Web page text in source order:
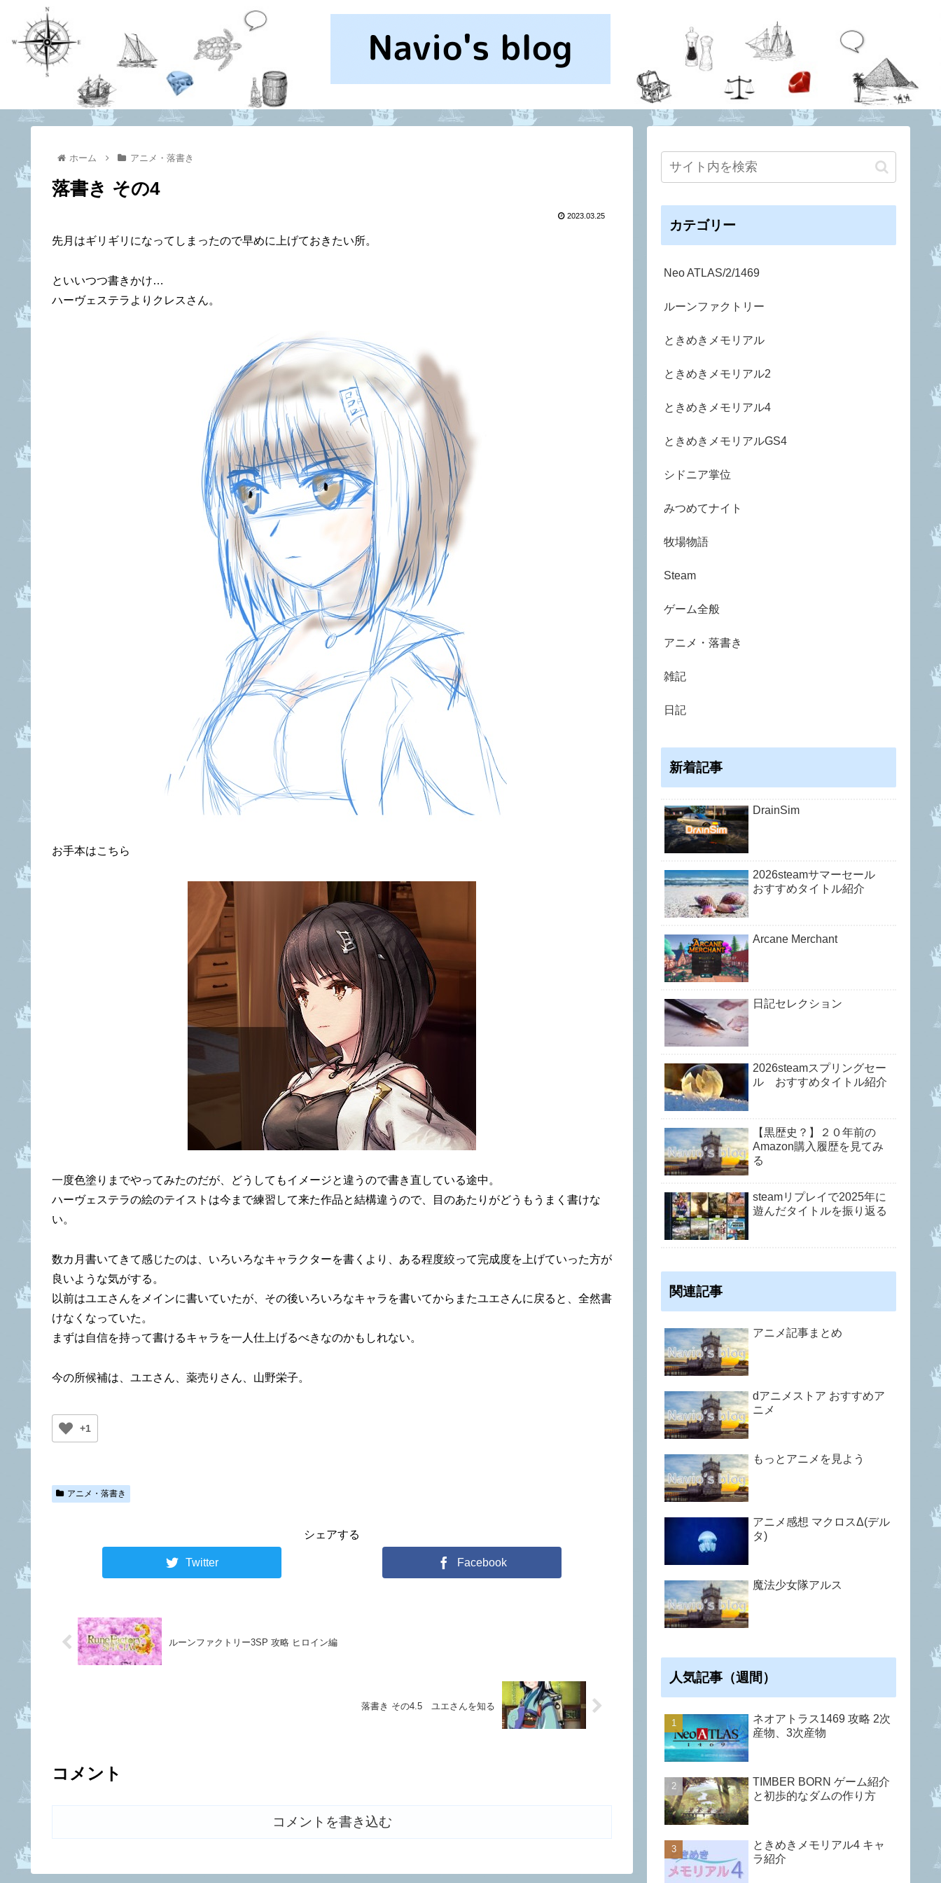
ホーム アニメ・落書き
落書き その4
2023.03.25
先月はギリギリになってしまったので早めに上げておきたい所。
といいつつ書きかけ…
ハーヴェステラよりクレスさん。
お手本はこちら
一度色塗りまでやってみたのだが、どうしてもイメージと違うので書き直している途中。
ハーヴェステラの絵のテイストは今まで練習して来た作品と結構違うので、目のあたりがどうもうまく書けな
い。
数カ月書いてきて感じたのは、いろいろなキャラクターを書くより、ある程度絞って完成度を上げていった方が
良いような気がする。
以前はユエさんをメインに書いていたが、その後いろいろなキャラを書いてからまたユエさんに戻ると、全然書
けなくなっていた。
まずは自信を持って書けるキャラを一人仕上げるべきなのかもしれない。
今の所候補は、ユエさん、薬売りさん、山野栄子。
+1
アニメ・落書き
シェアする
Twitter Facebook
ルーンファクトリー3SP 攻略 ヒロイン編
落書き その4.5 ユエさんを知る
コメント
コメントを書き込む
カテゴリー
Neo ATLAS/2/1469
ルーンファクトリー
ときめきメモリアル
ときめきメモリアル2
ときめきメモリアル4
ときめきメモリアルGS4
シドニア掌位
みつめてナイト
牧場物語
Steam
ゲーム全般
アニメ・落書き
雑記
日記
新着記事
DrainSim
2026steamサマーセール
おすすめタイトル紹介
Arcane Merchant
日記セレクション
2026steamスプリングセー
ル おすすめタイトル紹介
【黒歴史？】２０年前の
Amazon購入履歴を見てみ
る
steamリプレイで2025年に
遊んだタイトルを振り返る
関連記事
アニメ記事まとめ
dアニメストア おすすめア
ニメ
もっとアニメを見よう
アニメ感想 マクロスΔ(デル
タ)
魔法少女隊アルス
人気記事（週間）
ネオアトラス1469 攻略 2次
産物、3次産物
TIMBER BORN ゲーム紹介
と初歩的なダムの作り方
ときめきメモリアル4 キャ
ラ紹介